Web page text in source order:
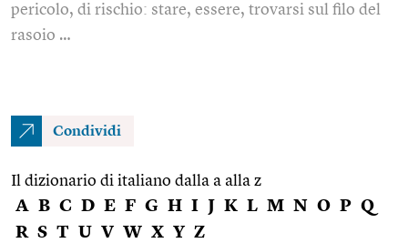
pericolo, di rischio: stare, essere, trovarsi sul filo del
rasoio …
Condividi
Il dizionario di italiano dalla a alla z
A B C D E F G H I J K L M N O P Q
R S T U V W X Y Z